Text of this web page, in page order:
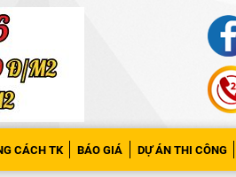
CÁCH TK BÁO GIÁ DỰ ÁN THI CÔNG